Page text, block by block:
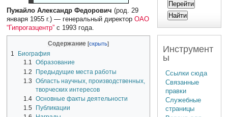
Пужайло Александр Федорович (род. 29
января 1955 г.) — генеральный директорОАО
“Гипрогазцентр” с 1993 года.
Содержание
1
Биография
1.1 Образование
1.2
Предыдущие места работы
1.3 Область научных, производственных,
творческих интересов
1.4 Основные факты деятельности
1.5
Публикации
Инструмент
ы
Ссылки сюда
Связанные
правки
Служебные
страницы